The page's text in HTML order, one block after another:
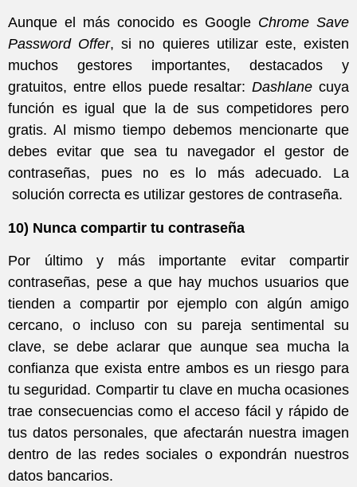
Aunque el más conocido es Google Chrome Save
Password Offer, si no quieres utilizar este, existen
muchos gestores importantes, destacados y
gratuitos, entre ellos puede resaltar:Dashlanecuya
función es igual que la de sus competidores pero
gratis. Al mismo tiempo debemos mencionarte que
debes evitar que sea tu navegador el gestor de
contraseñas, pues no es lo más adecuado. La
solución correcta es utilizar gestores de contraseña.
10) Nunca compartir tu contraseña
Por último y más importante evitar compartir
contraseñas, pese a que hay muchos usuarios que
tienden a compartir por ejemplo con algún amigo
cercano, o incluso con su pareja sentimental su
clave, se debe aclarar que aunque sea mucha la
confianza que exista entre ambos es un riesgo para
tu seguridad. Compartir tu clave en mucha ocasiones
trae consecuencias como el acceso fácil y rápido de
tus datos personales, que afectarán nuestra imagen
dentro de las redes sociales o expondrán nuestros
datos bancarios.